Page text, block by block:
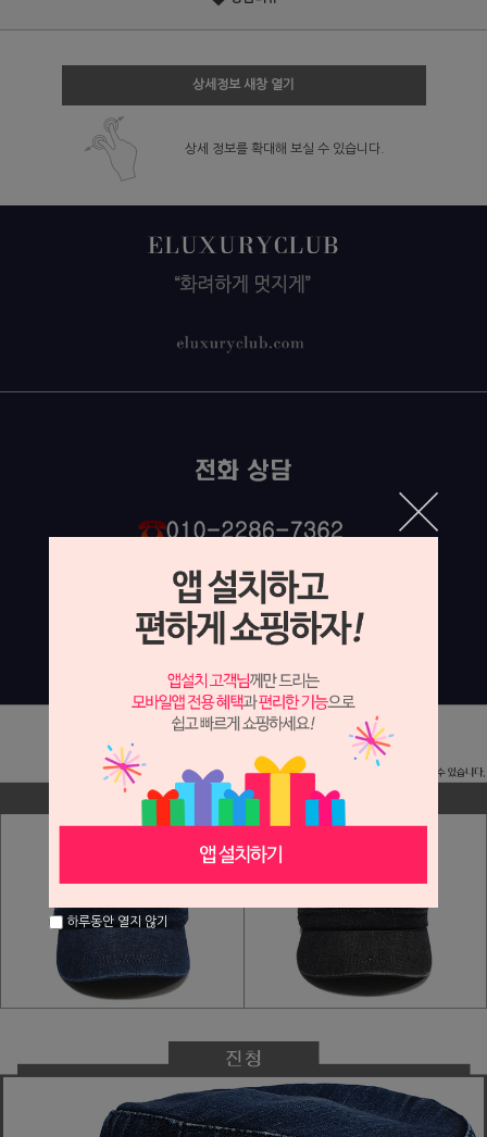
상세정보 새창 열기
상세 정보를 확대해 보실 수 있습니다.
하루동안 열지 않기